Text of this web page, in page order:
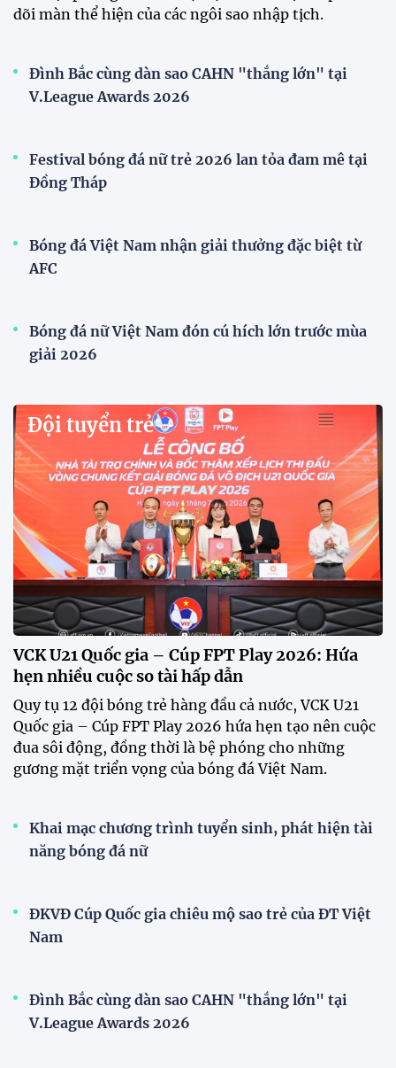
Nhật Bản thi đấu
ĐKVĐ Cúp Quốc gia chiêu mộ sao trẻ của ĐT Việt
Đội tuyển Việt Nam
Xã Hùng Châu tưng bừng khai mạc giải bóng đá
truyền thống lần thứ VI
Giải bóng đá truyền thống xã Hùng Châu lần thứ VI
chính thức khởi tranh với sự tham gia của 14 đội
bóng, hứa hẹn mang đến những trận cầu hấp dẫn.
HLV Kim Sang Sik: "ĐT Việt Nam sẽ tung đội
hình mạnh nhất trước Campuchia"
CĐV vượt gần 80 km từ 5h30 sáng để mua vé xem
tuyển Việt Nam
Tuyển Việt Nam đối đầu Malaysia ở bán kết
ASEAN Cup 2026?
Đội tuyển Việt Nam được người hâm mộ chào đón
nồng nhiệt khi trở về Hà Nội
Đội tuyển nữ Việt Nam